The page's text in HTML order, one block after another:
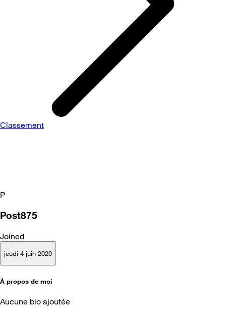
Classement
P
Post875
Joined
jeudi 4 juin 2020
À propos de moi
Aucune bio ajoutée